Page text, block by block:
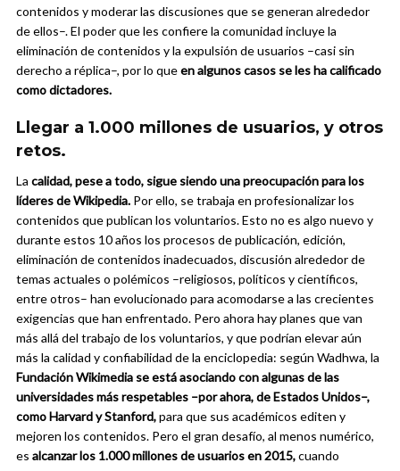
contenidos y moderar las discusiones que se generan alrededor
de ellos–. El poder que les confiere la comunidad incluye la
eliminación de contenidos y la expulsión de usuarios –casi sin
derecho a réplica–, por lo queen algunos casos se les ha calificado
como dictadores.
Llegar a 1.000 millones de usuarios, y otros
retos.
La calidad, pese a todo, sigue siendo una preocupación para los
líderes de Wikipedia. Por ello, se trabaja en profesionalizar los
contenidos que publican los voluntarios. Esto no es algo nuevo y
durante estos 10 años los procesos de publicación, edición,
eliminación de contenidos inadecuados, discusión alrededor de
temas actuales o polémicos –religiosos, políticos y científicos,
entre otros– han evolucionado para acomodarse a las crecientes
exigencias que han enfrentado. Pero ahora hay planes que van
más allá del trabajo de los voluntarios, y que podrían elevar aún
más la calidad y confiabilidad de la enciclopedia: según Wadhwa, la
Fundación Wikimedia se está asociando con algunas de las
universidades más respetables –por ahora, de Estados Unidos–,
como Harvard y Stanford,para que sus académicos editen y
mejoren los contenidos. Pero el gran desafío, al menos numérico,
es alcanzar los 1.000 millones de usuarios en 2015,cuando